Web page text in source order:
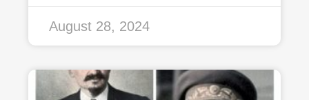
August 28, 2024